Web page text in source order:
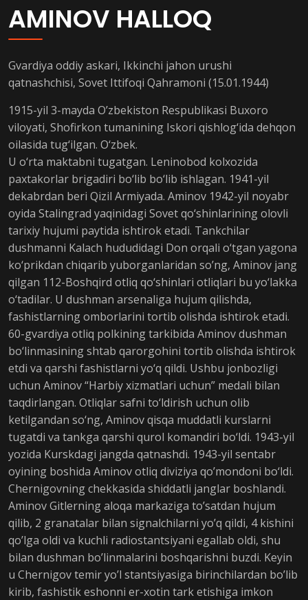
AMINOV HALLOQ
Gvardiya oddiy askari, Ikkinchi jahon urushi
qatnashchisi, Sovet Ittifoqi Qahramoni (15.01.1944)
1915-yil 3-mayda O’zbekiston Respublikasi Buxoro
viloyati, Shofirkon tumanining Iskori qishlog‘ida dehqon
oilasida tug‘ilgan. O‘zbek.
U o‘rta maktabni tugatgan. Leninobod kolxozida
paxtakorlar brigadiri bo‘lib bo‘lib ishlagan. 1941-yil
dekabrdan beri Qizil Armiyada. Aminov 1942-yil noyabr
oyida Stalingrad yaqinidagi Sovet qo‘shinlarining olovli
tarixiy hujumi paytida ishtirok etadi. Tankchilar
dushmanni Kalach hududidagi Don orqali o‘tgan yagona
ko‘prikdan chiqarib yuborganlaridan so’ng, Aminov jang
qilgan 112-Boshqird otliq qo‘shinlari otliqlari bu yo‘lakka
o‘tadilar. U dushman arsenaliga hujum qilishda,
fashistlarning omborlarini tortib olishda ishtirok etadi.
60-gvardiya otliq polkining tarkibida Aminov dushman
bo‘linmasining shtab qarorgohini tortib olishda ishtirok
etdi va qarshi fashistlarni yo‘q qildi. Ushbu jonbozligi
uchun Aminov “Harbiy xizmatlari uchun” medali bilan
taqdirlangan. Otliqlar safni to‘ldirish uchun olib
ketilgandan so‘ng, Aminov qisqa muddatli kurslarni
tugatdi va tankga qarshi qurol komandiri bo‘ldi. 1943-yil
yozida Kurskdagi jangda qatnashdi. 1943-yil sentabr
oyining boshida Aminov otliq diviziya qo’mondoni bo‘ldi.
Chernigovning chekkasida shiddatli janglar boshlandi.
Aminov Gitlerning aloqa markaziga to’satdan hujum
qilib, 2 granatalar bilan signalchilarni yo’q qildi, 4 kishini
qo’lga oldi va kuchli radiostantsiyani egallab oldi, shu
bilan dushman bo’linmalarini boshqarishni buzdi. Keyin
u Chernigov temir yo’l stantsiyasiga birinchilardan bo’lib
kirib, fashistik eshonni er-xotin tark etishiga imkon